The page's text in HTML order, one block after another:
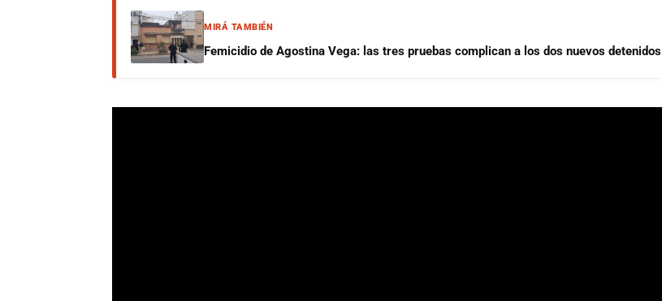
MIRÁ TAMBIÉN
Femicidio de Agostina Vega: las tres pruebas complican a los dos nuevos detenidos